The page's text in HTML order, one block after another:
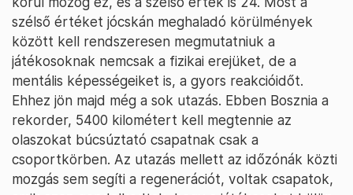
szélső értéket jócskán meghaladó körülmények
között kell rendszeresen megmutatniuk a
játékosoknak nemcsak a fizikai erejüket, de a
mentális képességeiket is, a gyors reakcióidőt.
Ehhez jön majd még a sok utazás. Ebben Bosznia a
rekorder, 5400 kilométert kell megtennie az
olaszokat búcsúztató csapatnak csak a
csoportkörben. Az utazás mellett az időzónák közti
mozgás sem segíti a regenerációt, voltak csapatok,